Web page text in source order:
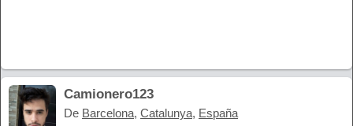
Camionero123
De Barcelona, Catalunya, España